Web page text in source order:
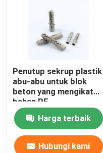
Penutup sekrup plastik
abu-abu untuk blok
beton yang mengikat
bahan PE
Harga terbaik
Hubungi kami